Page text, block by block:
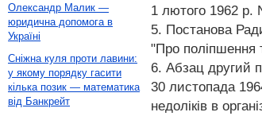
1 лютого 1962 р.
5. Постанова
"Про поліпшення
6. Абзац другий
30 листопада
недоліків в
Олександр Малик —
юридична допомога в
Україні
Сніжна куля проти лавини:
у якому порядку гасити
кілька позик — математика
від Банкрейт